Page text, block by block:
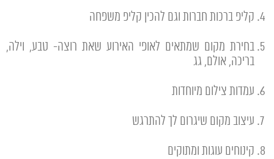
קליפ ברכות חברות וגם להכין קליפ משפחה
בחירת מקום שמתאים לאופי האירוע שאת רוצה- טבע, וילה,
בריכה, אולם, גג
עמדות צילום מיוחדות
עיצוב מקום שיגרום לך להתרגש
קינוחים עוגות ומתוקים